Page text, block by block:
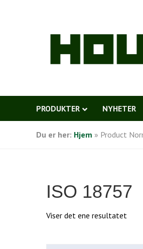
PRODUKTER NYHETER
Du er her: Hjem » Product
ISO 18757
Viser det ene resultatet